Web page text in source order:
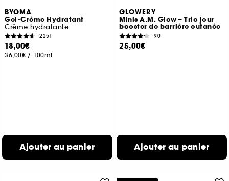
BYOMA
Gel-Crème Hydratant
Crème hydratante
2251
18,00€
36,00€ / 100ml
Ajouter au panier
GLOWERY
Minis A.M. Glow – Trio jour
booster de barrière cutanée
90
25,00€
Ajouter au panier